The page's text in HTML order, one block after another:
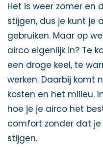
Het is weer zomer
stijgen, dus je kunt je
gebruiken. Maar op
airco eigenlijk in? Te
een droge keel, te
werken. Daarbij komt
kosten en het milieu.
hoe je je airco het
comfort zonder dat
stijgen.